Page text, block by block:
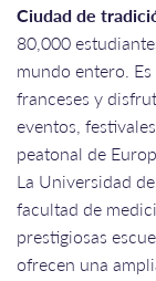
Ciudad de
80,000
mundo entero.
franceses y
eventos,
peatonal de
La Universidad
facultad de
prestigiosas
ofrecen una